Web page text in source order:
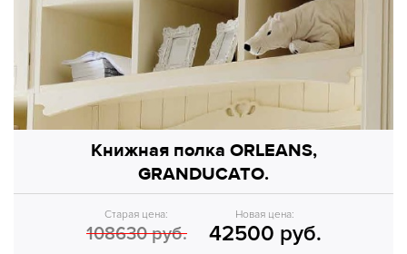
Книжная полка ORLEANS,
GRANDUCATO.
Старая цена:
108630 руб.
Новая цена:
42500 руб.